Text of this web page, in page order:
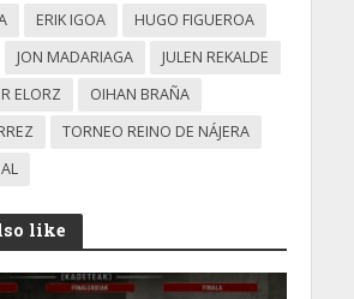
ERIK IGOA
HUGO FIGUEROA
JON MADARIAGA
JULEN REKALDE
ELORZ
OIHAN BRAÑA
TORNEO REINO DE NÁJERA
like